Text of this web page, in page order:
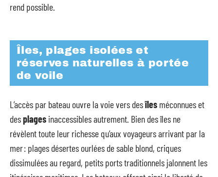
rend possible.
Îles, plages isolées et
réserves naturelles à portée
de voile
L’accès par bateau ouvre la voie vers desîles méconnues et
desplages inaccessibles autrement. Bien des îles ne
révèlent toute leur richesse qu’aux voyageurs arrivant par la
mer : plages désertes ourlées de sable blond, criques
dissimulées au regard, petits ports traditionnels jalonnent les